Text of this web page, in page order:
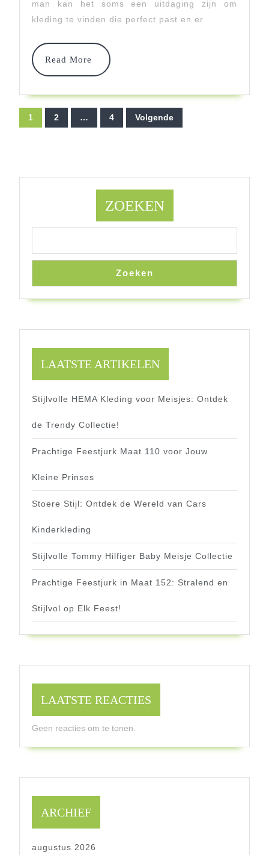
Elke
man kan het soms een uitdaging zijn om
kleding te vinden die perfect past en er
Read More
Read
More
Berichtnavigatie
1 2 … 4 Volgende
ZOEKEN
Zoeken
LAATSTE ARTIKELEN
Stijlvolle HEMA Kleding voor Meisjes: Ontdek
de Trendy Collectie!
Prachtige Feestjurk Maat 110 voor Jouw
Kleine Prinses
Stoere Stijl: Ontdek de Wereld van Cars
Kinderkleding
Stijlvolle Tommy Hilfiger Baby Meisje Collectie
Prachtige Feestjurk in Maat 152: Stralend en
Stijlvol op Elk Feest!
LAATSTE REACTIES
Geen reacties om te tonen.
ARCHIEF
augustus 2026